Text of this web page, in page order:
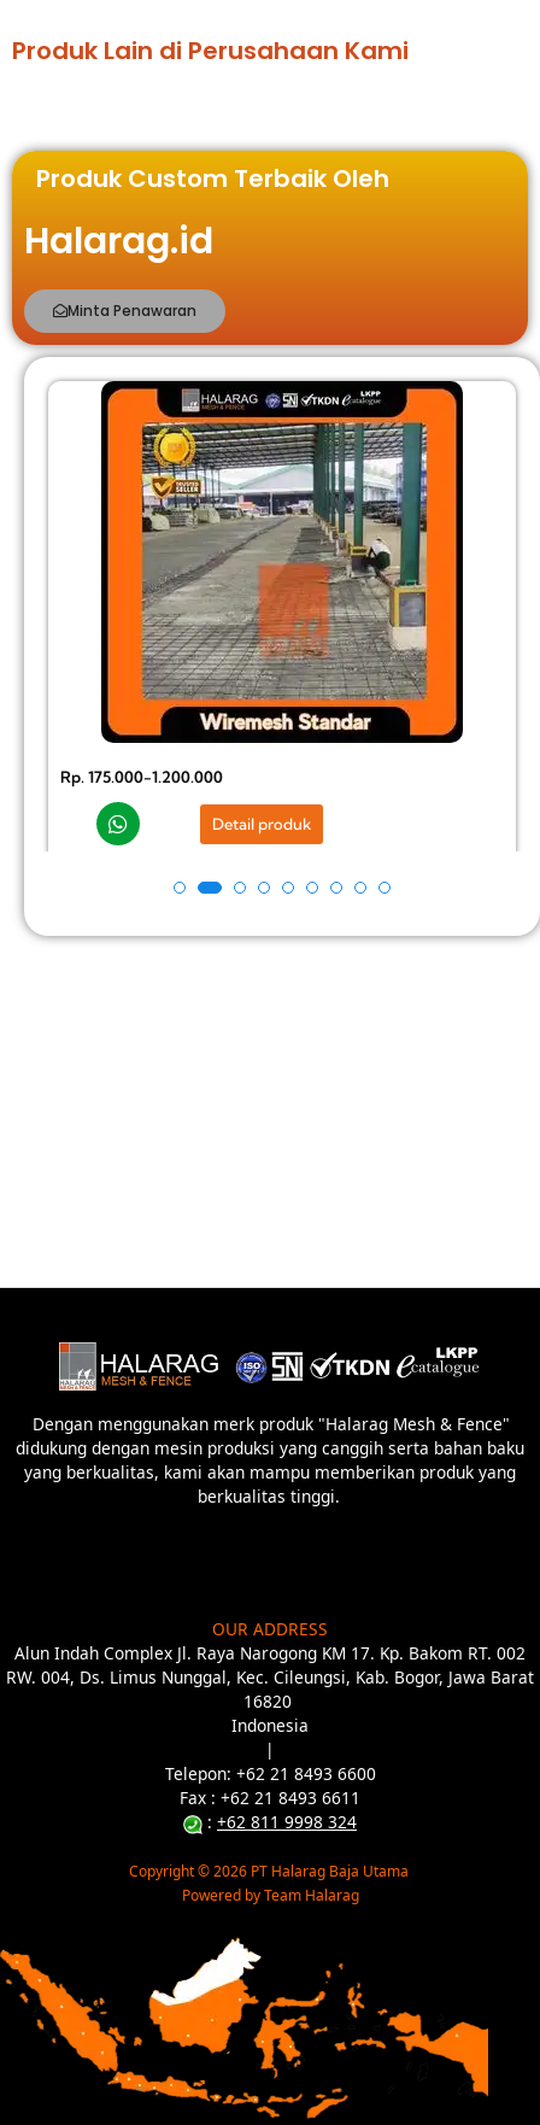
Produk Lain di Perusahaan Kami
Produk Custom Terbaik Oleh
Halarag.id
Minta Penawaran
Rp. 175.000-1.200.000
Detail produk
Dengan menggunakan merk produk "Halarag Mesh & Fence"
didukung dengan mesin produksi yang canggih serta bahan baku
yang berkualitas, kami akan mampu memberikan produk yang
berkualitas tinggi.
OUR ADDRESS
Alun Indah Complex Jl. Raya Narogong KM 17. Kp. Bakom RT. 002
RW. 004, Ds. Limus Nunggal, Kec. Cileungsi, Kab. Bogor, Jawa Barat
16820
Indonesia
|
Telepon: +62 21 8493 6600
Fax : +62 21 8493 6611
: +62 811 9998 324
Copyright © 2026 PT Halarag Baja Utama
Powered by Team Halarag